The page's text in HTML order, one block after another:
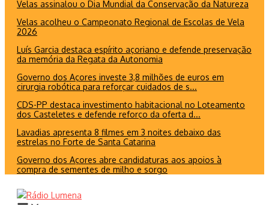
Velas assinalou o Dia Mundial da Conservação da Natureza
Velas acolheu o Campeonato Regional de Escolas de Vela
2026
Luís Garcia destaca espírito açoriano e defende preservação
da memória da Regata da Autonomia
Governo dos Açores investe 3,8 milhões de euros em
cirurgia robótica para reforçar cuidados de s...
CDS-PP destaca investimento habitacional no Loteamento
dos Casteletes e defende reforço da oferta d...
Lavadias apresenta 8 filmes em 3 noites debaixo das
estrelas no Forte de Santa Catarina
Governo dos Açores abre candidaturas aos apoios à
compra de sementes de milho e sorgo